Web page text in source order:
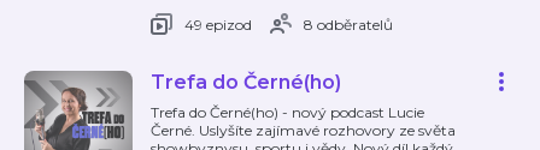
49 epizod
8 odběratelů
Trefa do Černé(ho)
Trefa do Černé(ho) - nový podcast Lucie
Černé. Uslyšíte zajímavé rozhovory ze světa